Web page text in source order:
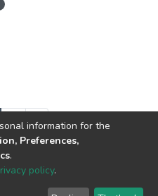
2 »
information for the
Preferences,
.
policy.